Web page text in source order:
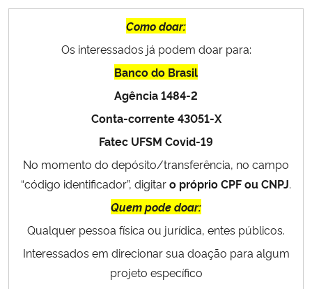
Como doar:
Os interessados já podem doar para:
Banco do Brasil
Agência 1484-2
Conta-corrente 43051-X
Fatec UFSM Covid-19
No momento do depósito/transferência, no campo
“código identificador”, digitaro próprio CPF ou CNPJ.
Quem pode doar:
Qualquer pessoa física ou jurídica, entes públicos.
Interessados em direcionar sua doação para algum
projeto específico